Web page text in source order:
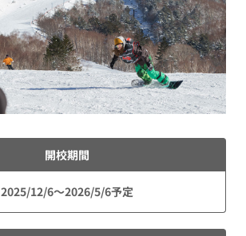
開校期間
2025/12/6～2026/5/6予定